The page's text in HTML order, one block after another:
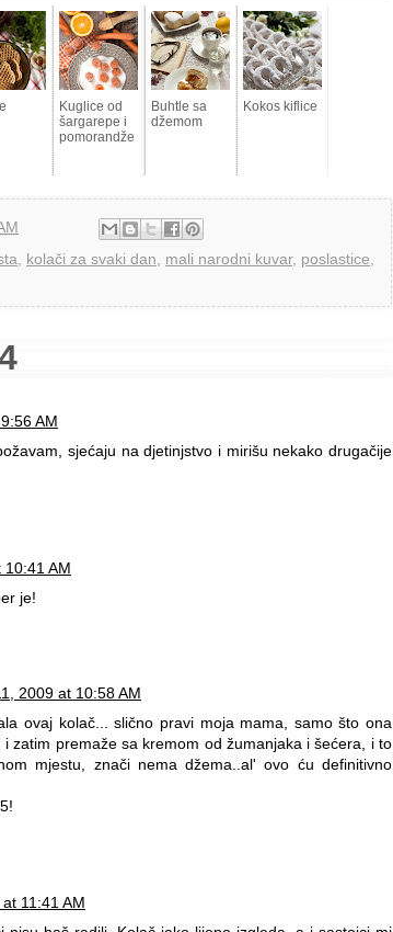
Kuglice od
šargarepe i
pomorandže
Buhtle sa
džemom
Kokos kiflice
kolači za svaki dan mali narodni kuvar, poslastice
AM
sjećaju na djetinjstvo i mirišu nekako drugačije
10:41 AM
je!
2009 at 10:58 AM
ovaj kolač... slično pravi moja mama, samo što ona
zatim premaže sa kremom od žumanjaka i šećera, i to
mjestu, znači nema džema..al' ovo ću definitivno
11:41 AM